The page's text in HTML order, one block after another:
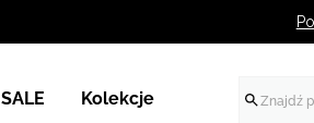
SALE Kolekcje